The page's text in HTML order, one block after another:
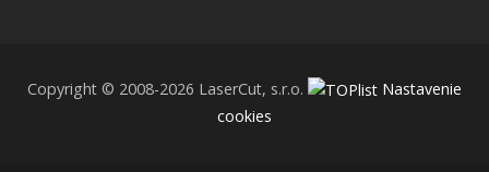
Copyright © 2008-2026 LaserCut, s.r.o.
Nastavenie
cookies